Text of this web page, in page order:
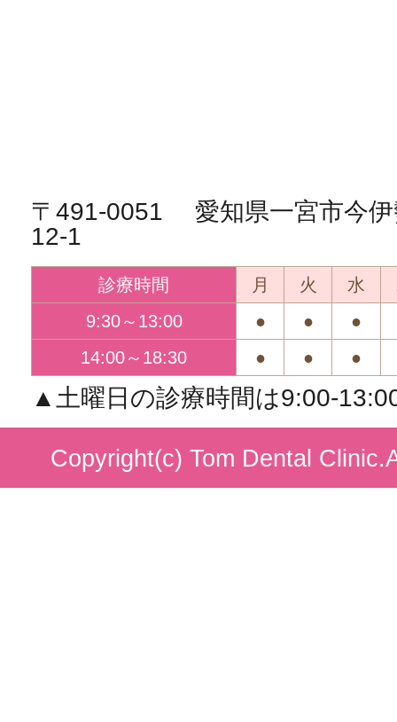
〒491-0051 愛知県一宮市今伊
12-1
診療時間 月 火 水
9:30～13:00
● ●
●
14:00～18:30
● ● ●
▲土曜日の診療時間は9:00-
Copyright(c) Tom Dental